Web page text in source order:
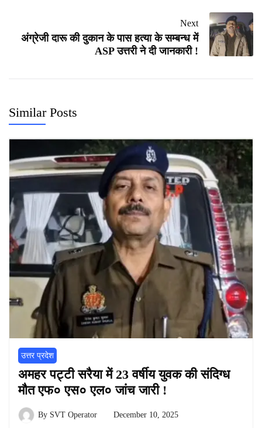
Next
अंग्रेजी दारू की दुकान के पास हत्या के सम्बन्ध में
ASP उत्तरी ने दी जानकारी !
Similar Posts
उत्तर प्रदेश
अमहर पट्टी सरैया में 23 वर्षीय युवक की संदिग्ध
मौत एफ० एस० एल० जांच जारी !
By SVT Operator December 10, 2025